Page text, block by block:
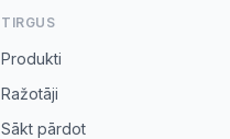
TIRGUS
Produkti
Ražotāji
Sākt pārdot